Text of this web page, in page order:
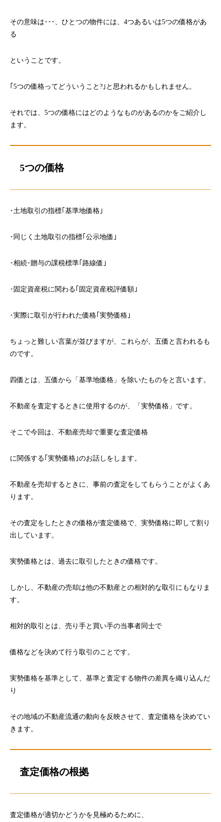
その意味は･･･、ひとつの物件には、4つあるいは5つの価格があ
る
ということです。
｢5つの価格ってどういうこと?｣と思われるかもしれません。
それでは、5つの価格にはどのようなものがあるのかをご紹介し
ます。
5つの価格
･土地取引の指標｢基準地価格｣
･同じく土地取引の指標｢公示地価｣
･相続･贈与の課税標準｢路線価｣
･固定資産税に関わる｢固定資産税評価額｣
･実際に取引が行われた価格｢実勢価格｣
ちょっと難しい言葉が並びますが、これらが、五価と言われるも
のです。
四価とは、五価から「基準地価格」を除いたものをと言います。
不動産を査定するときに使用するのが、「実勢価格」です。
そこで今回は、不動産売却で重要な査定価格
に関係する｢実勢価格｣のお話しをします。
不動産を売却するときに、事前の査定をしてもらうことがよくあ
ります。
その査定をしたときの価格が査定価格で、実勢価格に即して割り
出しています。
実勢価格とは、過去に取引したときの価格です。
しかし、不動産の売却は他の不動産との相対的な取引にもなりま
す。
相対的取引とは、売り手と買い手の当事者同士で
価格などを決めて行う取引のことです。
実勢価格を基準として、基準と査定する物件の差異を織り込んだ
り
その地域の不動産流通の動向を反映させて、査定価格を決めてい
きます。
査定価格の根拠
査定価格が適切かどうかを見極めるために、